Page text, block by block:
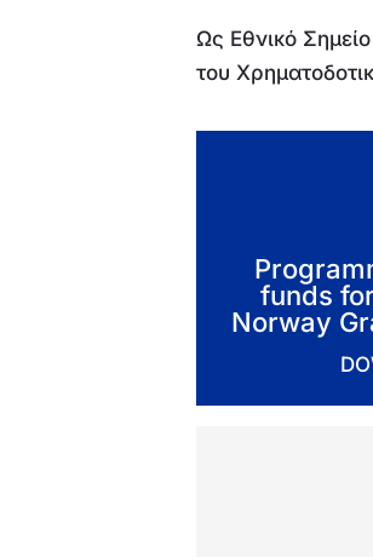
Ως Εθνικό
του
funds
Norway